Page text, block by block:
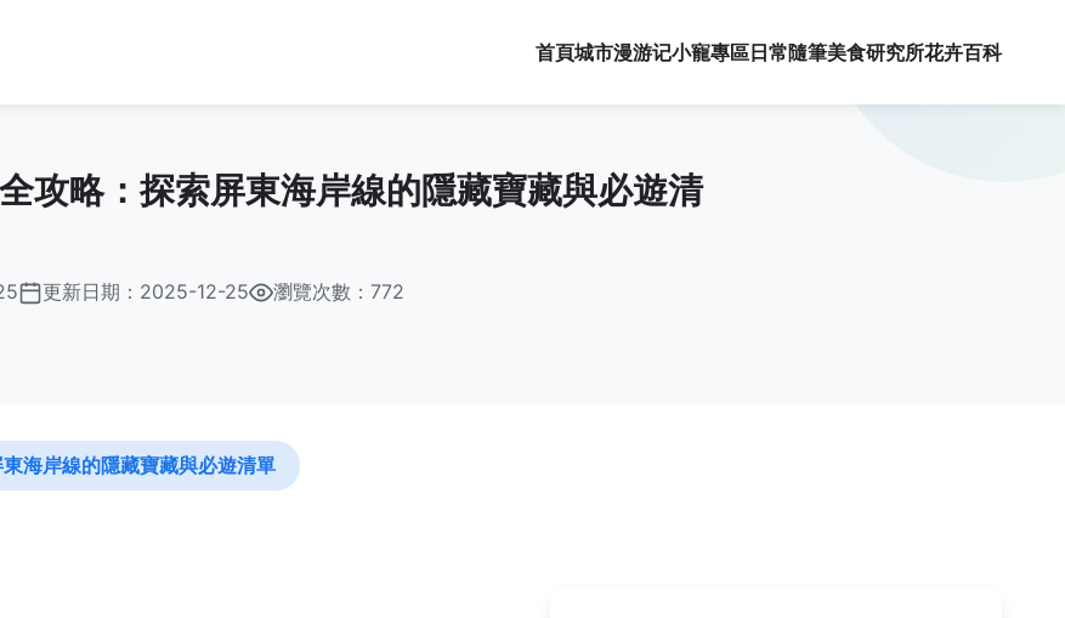
首頁城市漫游记小寵專區日常隨筆美食研究所花卉百科
攻略：探索屏東海岸線的隱藏寶藏與必遊清
更新日期： 2025-12-25 瀏覽次數：772
海岸線的隱藏寶藏與必遊清單